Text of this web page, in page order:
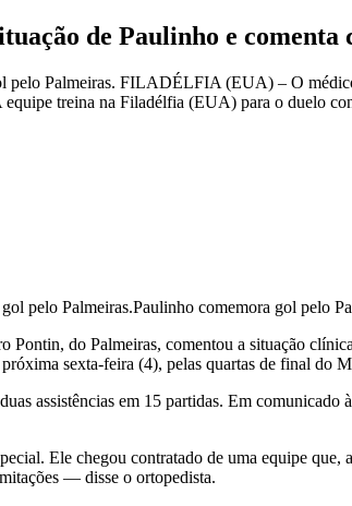
de Paulinho e
pelo Palmeiras. FILADÉLFIA (EUA) – O
treina na Filadélfia (EUA) para o duelo
Paulinho comemora gol pelo
do Palmeiras, comentou a situação
sexta-feira (4), pelas quartas de final do
assistências em 15 partidas. Em
Ele chegou contratado de uma equipe que,
— disse o ortopedista.